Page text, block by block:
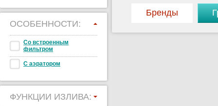
ОСОБЕННОСТИ:
Со встроенным
фильтром
С аэратором
ФУНКЦИИ ИЗЛИВА:
Бренды